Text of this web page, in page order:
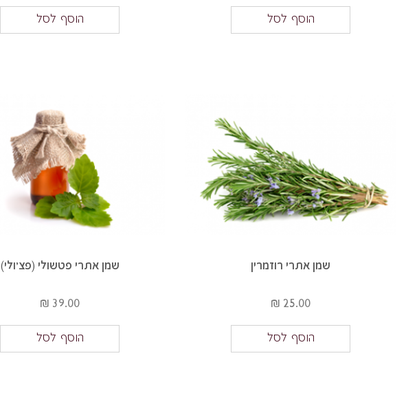
הוסף לסל הוסף לסל
שמן אתרי רוזמרין
25.00 ₪
הוסף לסל
שמן אתרי פטשולי (פצ'ולי)
39.00 ₪
הוסף לסל